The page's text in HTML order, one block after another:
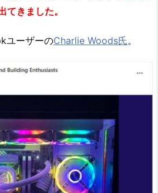
きました。
ユーザーのCharlie Woods氏。